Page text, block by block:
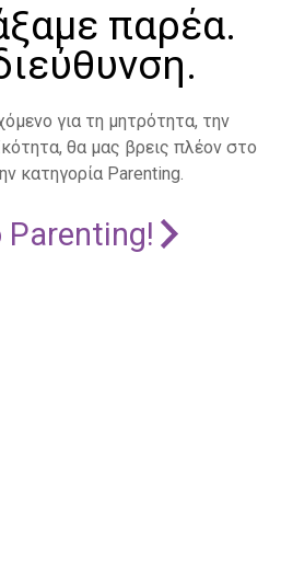
παρέα.
για τη μητρότητα, την
θα μας βρεις πλέον στο
κατηγορία Parenting.